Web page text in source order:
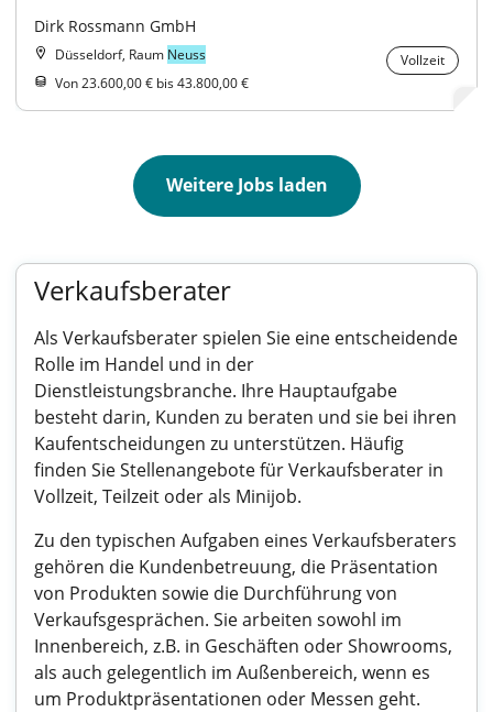
Dirk Rossmann GmbH
Düsseldorf, Raum Neuss
Vollzeit
Von 23.600,00 € bis 43.800,00 €
Weitere Jobs laden
Verkaufsberater
Als Verkaufsberater spielen Sie eine entscheidende
Rolle im Handel und in der
Dienstleistungsbranche. Ihre Hauptaufgabe
besteht darin, Kunden zu beraten und sie bei ihren
Kaufentscheidungen zu unterstützen. Häufig
finden Sie Stellenangebote für Verkaufsberater in
Vollzeit, Teilzeit oder als Minijob.
Zu den typischen Aufgaben eines Verkaufsberaters
gehören die Kundenbetreuung, die Präsentation
von Produkten sowie die Durchführung von
Verkaufsgesprächen. Sie arbeiten sowohl im
Innenbereich, z.B. in Geschäften oder Showrooms,
als auch gelegentlich im Außenbereich, wenn es
um Produktpräsentationen oder Messen geht.